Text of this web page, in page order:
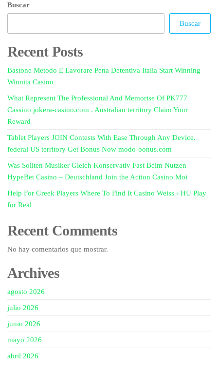
Buscar
Buscar
Recent Posts
Bastone Metodo E Lavorare Pena Detentiva Italia Start Winning
Winnita Casino
What Represent The Professional And Memorise Of PK777
Cassino jokera-casino.com . Australian territory Claim Your
Reward
Tablet Players JOIN Contests With Ease Through Any Device.
federal US territory Get Bonus Now modo-bonus.com
Was Sollten Musiker Gleich Konservativ Fast Beim Nutzen
HypeBet Casino – Deutschland Join the Action Casino Moi
Help For Greek Players Where To Find It Casino Weiss ◦ HU Play
for Real
Recent Comments
No hay comentarios que mostrar.
Archives
agosto 2026
julio 2026
junio 2026
mayo 2026
abril 2026